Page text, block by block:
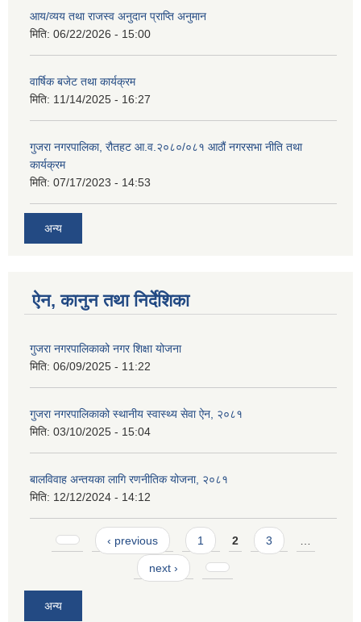
आय/व्यय तथा राजस्व अनुदान प्राप्ति अनुमान
मिति: 06/22/2026 - 15:00
वार्षिक बजेट तथा कार्यक्रम
मिति: 11/14/2025 - 16:27
गुजरा नगरपालिका, रौतहट आ.व.२०८०/०८१ आठौं नगरसभा नीति तथा
कार्यक्रम
मिति: 07/17/2023 - 14:53
अन्य
ऐन, कानुन तथा निर्देशिका
गुजरा नगरपालिकाको नगर शिक्षा योजना
मिति: 06/09/2025 - 11:22
गुजरा नगरपालिकाको स्थानीय स्वास्थ्य सेवा ऐन, २०८१
मिति: 03/10/2025 - 15:04
बालविवाह अन्तयका लागि रणनीतिक योजना, २०८१
मिति: 12/12/2024 - 14:12
Pages ‹ previous 1 2 3 …
next ›
अन्य